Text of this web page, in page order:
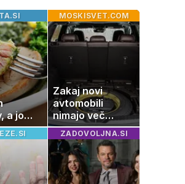
a jo
radi:
riba, ki
MOSKISVET.COM
Zakaj novi
avtomobili
nimajo več
rezervne gume?
ZADOVOLJNA.SI